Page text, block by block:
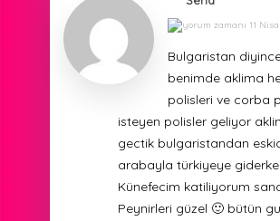
11
Bulgaristan
benimde aklima
polisleri ve corba
isteyen polisler geliyor
gectik bulgaristandan
arabayla türkiyeye
Künefecim katiliyorum
Peynirleri güzel 🙂 bütün